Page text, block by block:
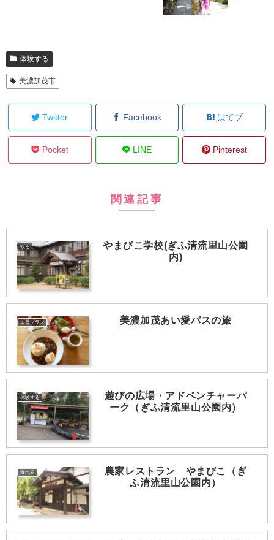
体験する
美濃加茂市
Twitter Facebook はてブ
Pocket LINE Pinterest
関連記事
観る
やまびこ学校(ぎふ清流里山公園
内)
１日プラン 美濃加茂あい愛バスの旅
体験する
遊びの広場・アドベンチャーパ
ーク（ぎふ清流里山公園内）
食べる
農家レストラン やまびこ（ぎ
ふ清流里山公園内）